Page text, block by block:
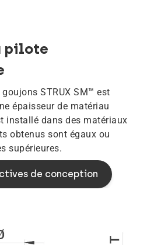
pilote
STRUX SM™ est
épaisseur de matériau
installé dans des matériaux
obtenus sont égaux ou
supérieures.
de conception